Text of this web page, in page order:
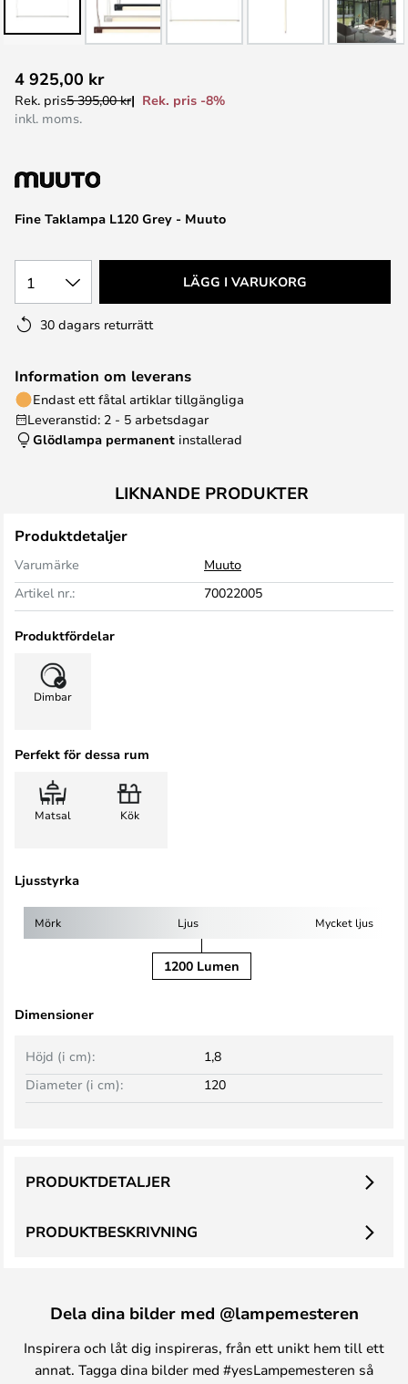
till
början
Fine Taklampa L120 Grey - Muuto
4 925,00 kr
Rek. pris5 395,00 kr
Rek. pris -8%
inkl. moms.
1 LÄGG I VARUKORG
30 dagars returrätt
Information om leverans
Endast ett fåtal artiklar tillgängliga
Leveranstid: 2 - 5 arbetsdagar
Glödlampa permanent installerad
LIKNANDE PRODUKTER
Produktdetaljer
Varumärke
Muuto
Artikel nr.:
70022005
Produktfördelar
Dimbar
Perfekt för dessa rum
Matsal Kök
Ljusstyrka
Mörk Ljus Mycket ljus
1200 Lumen
Dimensioner
Höjd (i cm):
1,8
Diameter (i cm):
120
PRODUKTBESKRIVNING
PRODUKTDETALJER
Dela dina bilder med @lampemesteren
Inspirera och låt dig inspireras, från ett unikt hem till ett
annat. Tagga dina bilder med #yesLampemesteren så